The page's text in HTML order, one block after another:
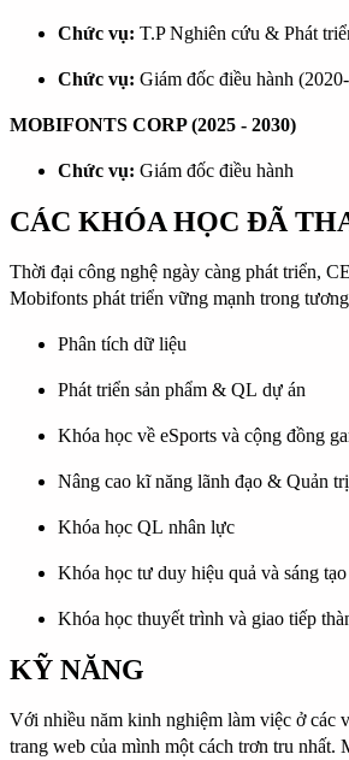
Chức vụ: T.P Nghiên cứu & Phát
Chức vụ: Giám đốc điều hành
​​MOBIFONTS CORP (2025 - 2030)
Chức vụ: Giám đốc điều hành
CÁC KHÓA HỌC ĐÃ
Thời đại công nghệ ngày càng phát triển,
Mobifonts phát triển vững mạnh trong
Phân tích dữ liệu
Phát triển sản phẩm & QL dự án
Khóa học về eSports và cộng đồng
Nâng cao kĩ năng lãnh đạo & Quản
Khóa học QL nhân lực
Khóa học tư duy hiệu quả và sáng tạo
Khóa học thuyết trình và giao tiếp
KỸ NĂNG
Với nhiều năm kinh nghiệm làm việc ở các
trang web của mình một cách trơn tru nhất.